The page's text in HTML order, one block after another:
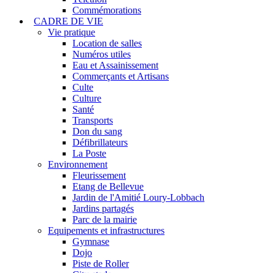
Commémorations
CADRE DE VIE
Vie pratique
Location de salles
Numéros utiles
Eau et Assainissement
Commerçants et Artisans
Culte
Culture
Santé
Transports
Don du sang
Défibrillateurs
La Poste
Environnement
Fleurissement
Etang de Bellevue
Jardin de l'Amitié Loury-Lobbach
Jardins partagés
Parc de la mairie
Equipements et infrastructures
Gymnase
Dojo
Piste de Roller